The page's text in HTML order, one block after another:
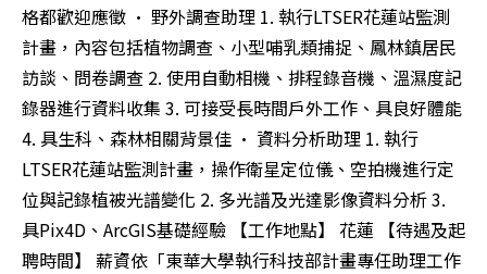
格都歡迎應徵 • 野外調查助理 1. 執行LTSER花蓮站監測
計畫，內容包括植物調查、小型哺乳類捕捉、鳳林鎮居民
訪談、問卷調查 2. 使用自動相機、排程錄音機、溫濕度記
錄器進行資料收集 3. 可接受長時間戶外工作、具良好體能
4. 具生科、森林相關背景佳 • 資料分析助理 1. 執行
LTSER花蓮站監測計畫，操作衛星定位儀、空拍機進行定
位與記錄植被光譜變化 2. 多光譜及光達影像資料分析 3.
具Pix4D、ArcGIS基礎經驗 【工作地點】 花蓮 【待遇及起
聘時間】 薪資依「東華大學執行科技部計畫專任助理工作